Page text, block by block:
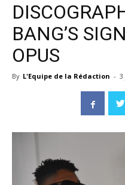
BANG’S
OPUS
By L'Equipe de la Rédaction - 3